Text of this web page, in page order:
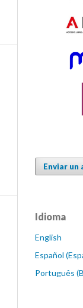
Enviar un
Idioma
English
Español
Português